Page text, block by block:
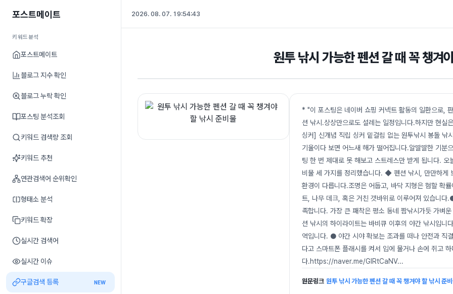
포스트메이트
키워드분석
포스트메이트
블로그 지수 확인
블로그 누락 확인
포스팅 분석조회
키워드 검색량 조회
키워드 추천
연관검색어 순위확인
형태소 분석
키워드 확장
실시간 검색어
실시간 이슈
구글검색 등록 NEW
2026. 08. 07. 19:54:43
원투 낚시 가능한 펜션 갈 때 꼭 챙겨
* "이 포스팅은 네이버 쇼핑 커넥트 활동의 일환으로,
션 낚시.상상만으로도 설레는 일정입니다.하지만
싱커] 신개념 직립 싱커 밑걸림 없는 원투낚시 봉돌
기울이다 보면 어느새 해가 떨어집니다.알딸딸한 기분
팅 한 번 제대로 못 해보고 스트레스만 받게 됩니다.
비물 세 가지를 정리했습니다. ◆ 펜션 낚시, 만만하게
환경이 다릅니다.조명은 어둡고, 바닥 지형은 험할 확
트, 나무 데크, 혹은 거친 갯바위로 이루어져 있습니
족합니다. 가장 큰 패착은 평소 동네 짬낚시가듯 가벼
션 낚시의 하이라이트는 바비큐 이후의 야간 낚시입
역입니다. ● 야간 시야 확보는 조과를 떠나 안전과 직
다고 스마트폰 플래시를 켜서 입에 물거나 손에 쥐고
다.https://naver.me/GlRtCaNV...
원문링크 원투 낚시 가능한 펜션 갈 때 꼭 챙겨야 할 낚시 준